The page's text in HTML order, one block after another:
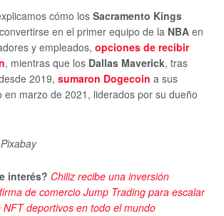
cómo los Sacramento Kings
en el primer equipo de la NBA en
y empleados, opciones de recibir
, mientras que los Dallas Maverick, tras
2019, sumaron Dogecoin a sus
en marzo de 2021, liderados por su dueño
interés? Chiliz recibe una inversión
de comercio Jump Trading para escalar
deportivos en todo el mundo